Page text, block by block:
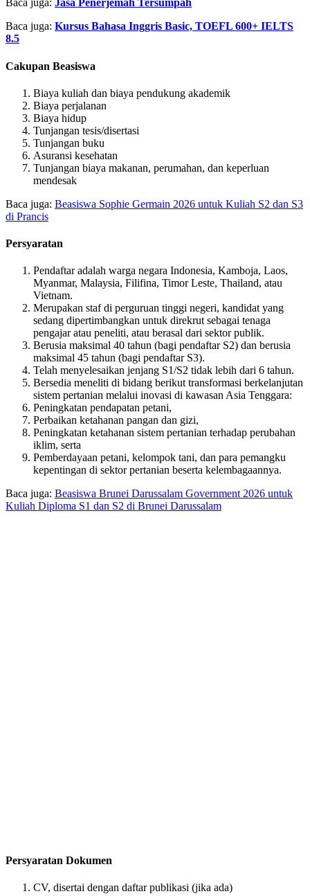
Baca juga: Jasa Penerjemah Tersumpah
Baca juga: Kursus Bahasa Inggris Basic, TOEFL 600+ IELTS
8.5
Cakupan Beasiswa
Biaya kuliah dan biaya pendukung akademik
Biaya perjalanan
Biaya hidup
Tunjangan tesis/disertasi
Tunjangan buku
Asuransi kesehatan
Tunjangan biaya makanan, perumahan, dan keperluan
mendesak
Baca juga: Beasiswa Sophie Germain 2026 untuk Kuliah S2 dan S3
di Prancis
Persyaratan
Pendaftar adalah warga negara Indonesia, Kamboja, Laos,
Myanmar, Malaysia, Filifina, Timor Leste, Thailand, atau
Vietnam.
Merupakan staf di perguruan tinggi negeri, kandidat yang
sedang dipertimbangkan untuk direkrut sebagai tenaga
pengajar atau peneliti, atau berasal dari sektor publik.
Berusia maksimal 40 tahun (bagi pendaftar S2) dan berusia
maksimal 45 tahun (bagi pendaftar S3).
Telah menyelesaikan jenjang S1/S2 tidak lebih dari 6 tahun.
Bersedia meneliti di bidang berikut transformasi berkelanjutan
sistem pertanian melalui inovasi di kawasan Asia Tenggara:
Peningkatan pendapatan petani,
Perbaikan ketahanan pangan dan gizi,
Peningkatan ketahanan sistem pertanian terhadap perubahan
iklim, serta
Pemberdayaan petani, kelompok tani, dan para pemangku
kepentingan di sektor pertanian beserta kelembagaannya.
Baca juga: Beasiswa Brunei Darussalam Government 2026 untuk
Kuliah Diploma S1 dan S2 di Brunei Darussalam
Persyaratan Dokumen
CV, disertai dengan daftar publikasi (jika ada)